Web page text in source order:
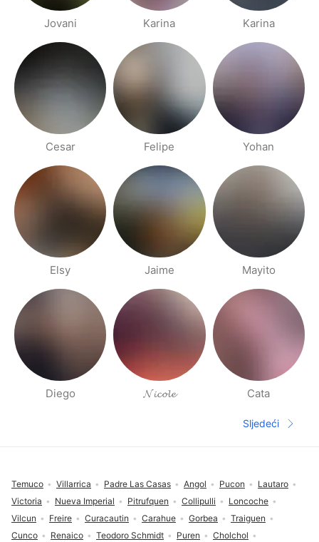
Jovani Karina Karina
Cesar Felipe Yohan
Elsy Jaime Mayito
Diego 𝓝𝓲𝓬𝓸𝓵𝓮 Cata
Sljedeća
Sljedeći
Temuco Villarrica Padre Las Casas Angol Pucon
Lautaro
Victoria
Nueva Imperial Pitrufquen Collipulli
Loncoche
Vilcun
Freire Curacautin Carahue Gorbea
Traiguen
Cunco
Renaico Teodoro Schmidt Puren
Cholchol